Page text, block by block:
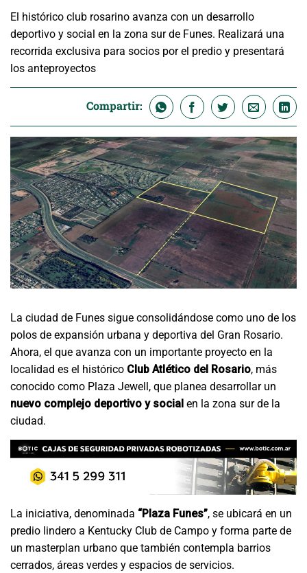
El histórico club rosarino avanza con un desarrollo
deportivo y social en la zona sur de Funes. Realizará una
recorrida exclusiva para socios por el predio y presentará
los anteproyectos
Compartir:
La ciudad de Funes sigue consolidándose como uno de los
polos de expansión urbana y deportiva del Gran Rosario.
Ahora, el que avanza con un importante proyecto en la
localidad es el histórico Club Atlético del Rosario, más
conocido como Plaza Jewell, que planea desarrollar un
nuevo complejo deportivo y social en la zona sur de la
ciudad.
La iniciativa, denominada “Plaza Funes”, se ubicará en un
predio lindero a Kentucky Club de Campo y forma parte de
un masterplan urbano que también contempla barrios
cerrados, áreas verdes y espacios de servicios.